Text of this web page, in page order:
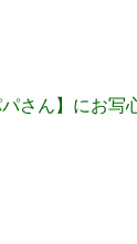
さん】にお